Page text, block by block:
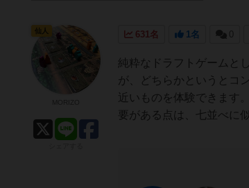
631名 1名 0
純粋なドラフトゲームと
が、どちらかというとコ
近いものを体験できます
要がある点は、七並べに
仙人